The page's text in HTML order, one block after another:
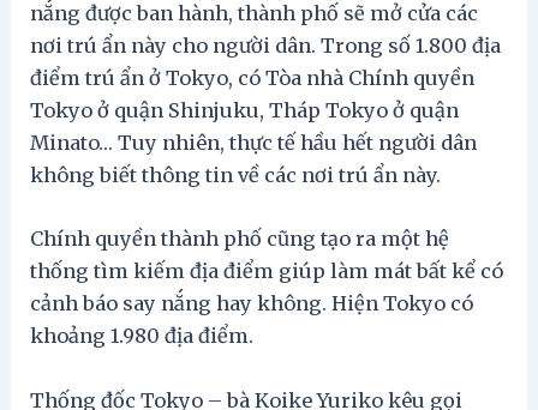
nắng được ban hành, thành phố sẽ mở cửa các
nơi trú ẩn này cho người dân. Trong số 1.800 địa
điểm trú ẩn ở Tokyo, có Tòa nhà Chính quyền
Tokyo ở quận Shinjuku, Tháp Tokyo ở quận
Minato… Tuy nhiên, thực tế hầu hết người dân
không biết thông tin về các nơi trú ẩn này.
Chính quyền thành phố cũng tạo ra một hệ
thống tìm kiếm địa điểm giúp làm mát bất kể có
cảnh báo say nắng hay không. Hiện Tokyo có
khoảng 1.980 địa điểm.
Thống đốc Tokyo – bà Koike Yuriko kêu gọi